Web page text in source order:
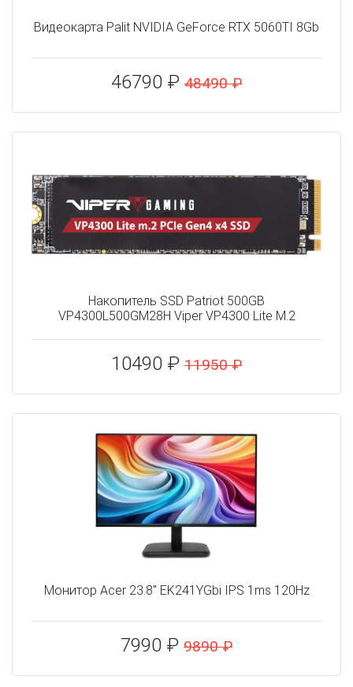
Видеокарта Palit NVIDIA GeForce RTX 5060TI 8Gb
46790 ₽ 48490 ₽
Накопитель SSD Patriot 500GB
VP4300L500GM28H Viper VP4300 Lite M.2
10490 ₽ 11950 ₽
Монитор Acer 23.8" EK241YGbi IPS 1ms 120Hz
7990 ₽ 9890 ₽